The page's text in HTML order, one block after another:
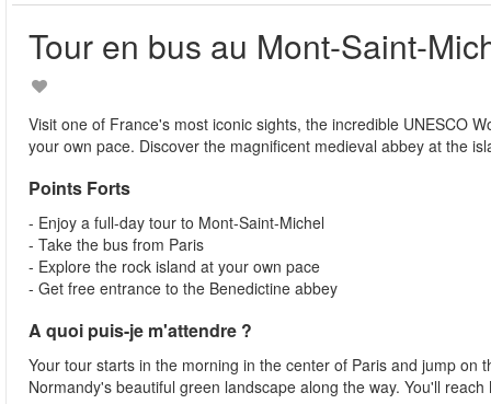
Tour en bus au Mont-Saint-
Visit one of France's most iconic sights, the incredible UNESCO
your own pace. Discover the magnificent medieval abbey at the
Points Forts
- Enjoy a full-day tour to Mont-Saint-Michel
- Take the bus from Paris
- Explore the rock island at your own pace
- Get free entrance to the Benedictine abbey
A quoi puis-je m'attendre ?
Your tour starts in the morning in the center of Paris and jump
Normandy's beautiful green landscape along the way. You'll